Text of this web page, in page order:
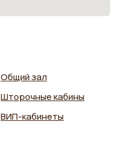
Общий зал
Шторочные кабины
ВИП-кабинеты